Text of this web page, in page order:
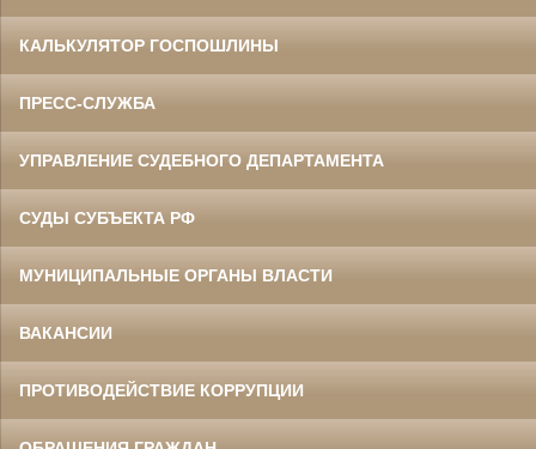
КАЛЬКУЛЯТОР ГОСПОШЛИНЫ
ПРЕСС-СЛУЖБА
УПРАВЛЕНИЕ СУДЕБНОГО ДЕПАРТАМЕНТА
СУДЫ СУБЪЕКТА РФ
МУНИЦИПАЛЬНЫЕ ОРГАНЫ ВЛАСТИ
ВАКАНСИИ
ПРОТИВОДЕЙСТВИЕ КОРРУПЦИИ